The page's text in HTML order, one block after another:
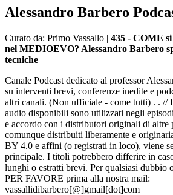
Alessandro Barbero
Curato da: Primo Vassallo | 435 - COME
nel MEDIOEVO? Alessandro Barbero
tecniche
Canale Podcast dedicato al professor
su interventi brevi, conferenze inedite e
altri canali. (Non ufficiale - come tutti) . . //
audio disponibili sono utilizzati negli
e accordo con i distributori originali di altre
comunque distribuiti liberamente e
BY 4.0 e affini (o registrati in loco), viene
principale. I titoli potrebbero differire in
lunghi o estratti brevi. Per qualsiasi dubbio
PER FAVORE prima alla nostra mail:
vassallidibarbero[@]gmail[dot]com